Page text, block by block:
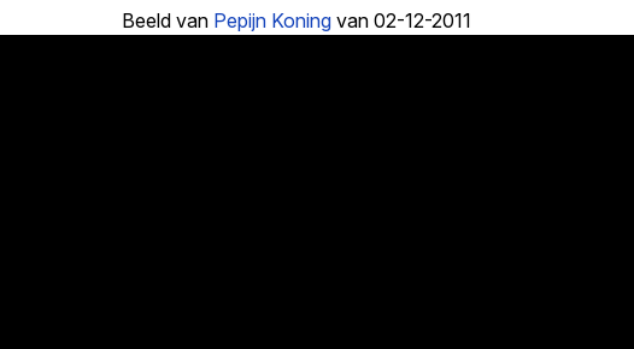
Beeld van Pepijn Koning van 02-12-2011